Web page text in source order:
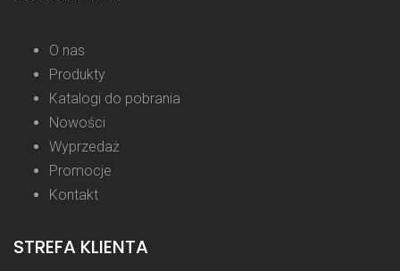
O nas
Produkty
Katalogi do pobrania
Nowości
Wyprzedaż
Promocje
Kontakt
STREFA KLIENTA